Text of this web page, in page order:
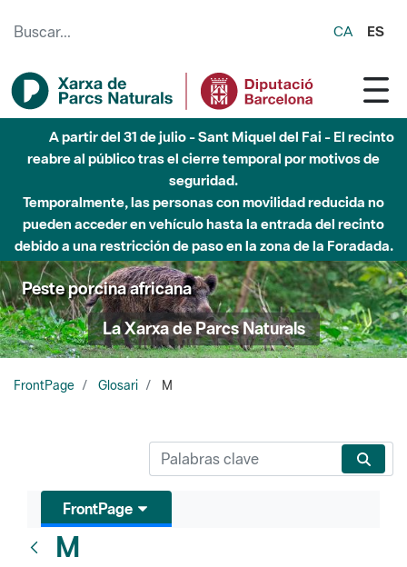
CA ES
A partir del 31 de julio - Sant Miquel del Fai - El recinto
reabre al público tras el cierre temporal por motivos de
seguridad.
Temporalmente, las personas con movilidad reducida no
pueden acceder en vehículo hasta la entrada del recinto
debido a una restricción de paso en la zona de la Foradada.
Peste porcina africana
La Xarxa de Parcs Naturals
FrontPage Glosari M
FrontPage
M